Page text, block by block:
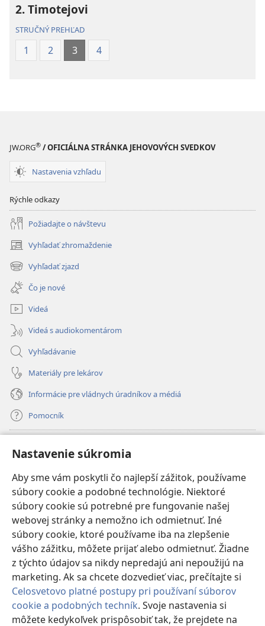
Nastavenie súkromia
Aby sme vám poskytli čo najlepší zážitok, používame
súbory cookie a podobné technológie. Niektoré
súbory cookie sú potrebné pre fungovanie našej
webovej stránky a nemožno ich odmietnuť. Iné
súbory cookie, ktoré používame iba na zlepšenie
vášho zážitku, môžete prijať alebo odmietnuť. Žiadne
z týchto údajov sa nikdy nepredajú ani nepoužijú na
marketing. Ak sa chcete dozvedieť viac, prečítajte si
Celosvetovo platné postupy pri používaní súborov
cookie a podobných techník. Svoje nastavenia si
môžete kedykoľvek prispôsobiť tak, že prejdete na
2. Timotejovi
STRUČNÝ PREHĽAD
1 2 3 4
JW.ORG® / OFICIÁLNA STRÁNKA JEHOVOVÝCH SVEDKOV
Nastavenia vzhľadu
Rýchle odkazy
Požiadajte o návštevu
Vyhľadať zhromaždenie
(otvorí
nové
okno)
Vyhľadať zjazd
(otvorí
nové
okno)
Čo je nové
Videá
Videá s audiokomentárom
Vyhľadávanie
Materiály pre lekárov
Informácie pre vládnych úradníkov a médiá
Pomocník
(otvorí
nové
okno)
INTERNETOVÁ KNIŽNICA Strážnej veže
(otvorí
nové
okno)JW Hub ®
(otvorí
nové
okno)JW Library
Watchtower Library
Copyright© 2026 Watch Tower Bible and Tract Society of Pennsylvania.